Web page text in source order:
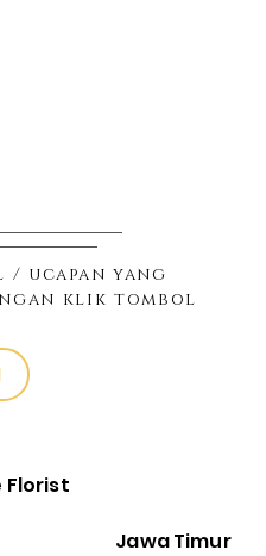
/ ucapan yang
klik tombol
Florist
Jawa Timur